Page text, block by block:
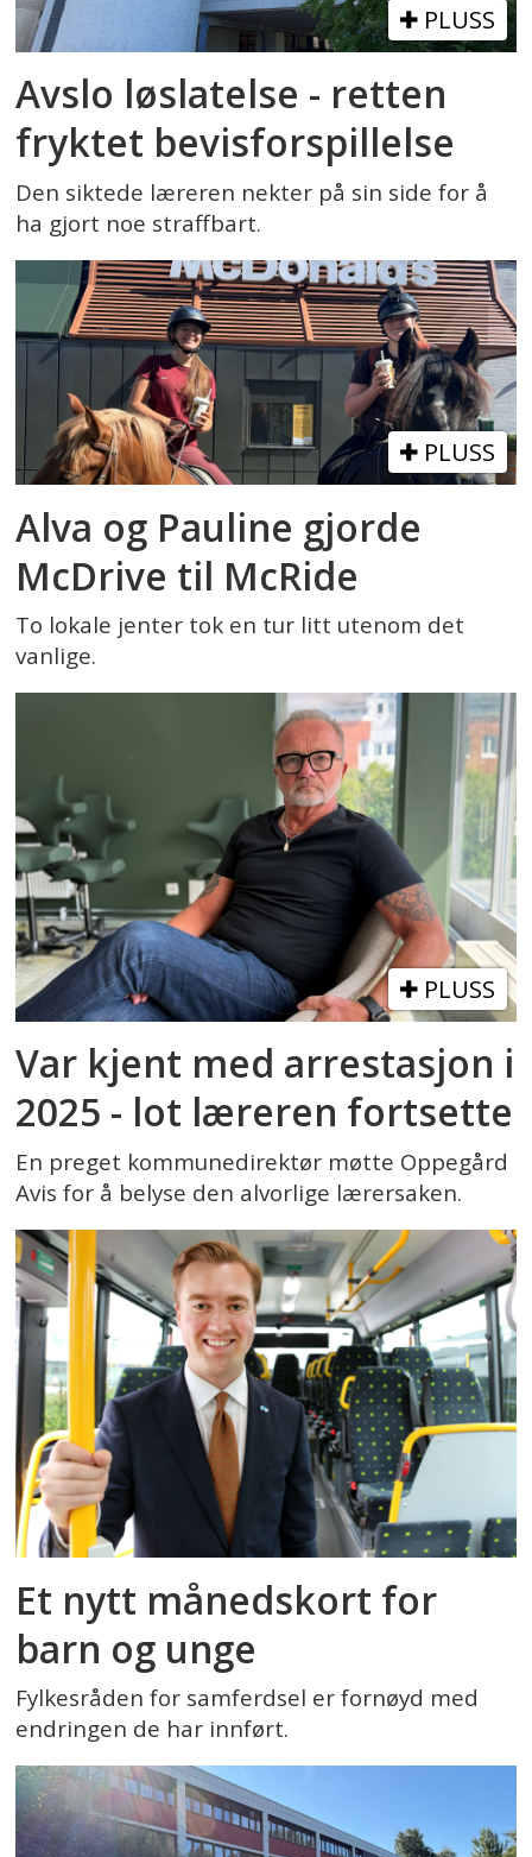
PLUSS
Avslo løslatelse - retten
fryktet bevisforspillelse
Den siktede læreren nekter på sin side for å
ha gjort noe straffbart.
PLUSS
Alva og Pauline gjorde
McDrive til McRide
To lokale jenter tok en tur litt utenom det
vanlige.
PLUSS
Var kjent med arrestasjon i
2025 - lot læreren fortsette
En preget kommunedirektør møtte Oppegård
Avis for å belyse den alvorlige lærersaken.
Et nytt månedskort for
barn og unge
Fylkesråden for samferdsel er fornøyd med
endringen de har innført.